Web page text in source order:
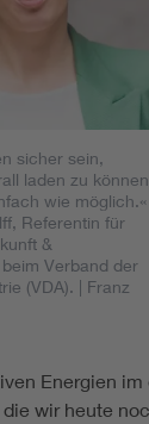
sicher sein,
laden zu können
wie möglich.«
Referentin für
&
Verband der
(VDA). | Franz
Energien
wir heute